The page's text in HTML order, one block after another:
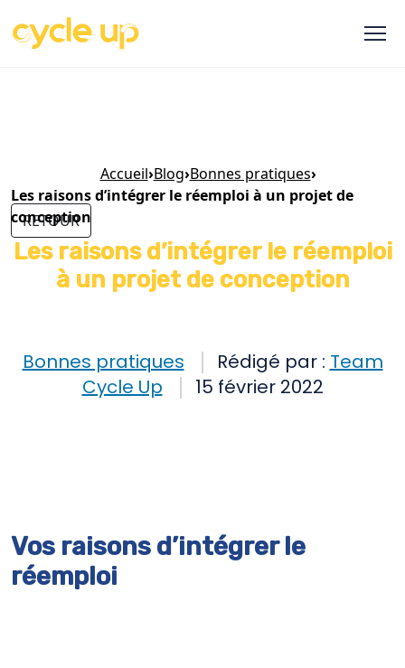
RETOUR
Les raisons d’intégrer le réemploi
à un projet de conception
Bonnes pratiques Rédigé par : Team
Cycle Up
15 février 2022
Accueil›Blog›Bonnes pratiques›
Les raisons d’intégrer le réemploi à un projet de
conception
Vos raisons d’intégrer le
réemploi